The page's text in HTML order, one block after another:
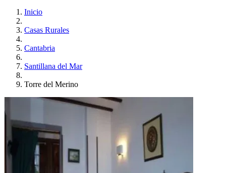
Inicio
Casas Rurales
Cantabria
Santillana del Mar
Torre del Merino